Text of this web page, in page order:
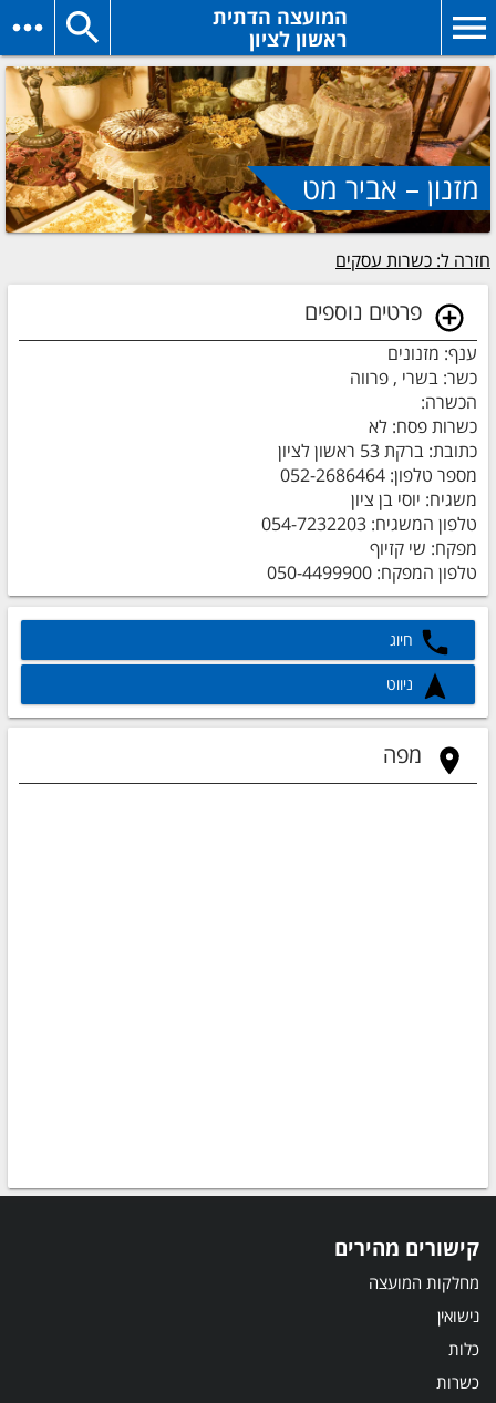
המועצה הדתית
ראשון לציון
מזנון – אביר מט
חזרה ל: כשרות עסקים
פרטים נוספים
ענף: מזנונים
כשר: בשרי , פרווה
הכשרה:
כשרות פסח: לא
כתובת: ברקת 53 ראשון לציון
מספר טלפון: 052-2686464
משגיח: יוסי בן ציון
טלפון המשגיח: 054-7232203
מפקח: שי קזיוף
טלפון המפקח: 050-4499900
חיוג
ניווט
מפה
קישורים מהירים
מחלקות המועצה
נישואין
כלות
כשרות